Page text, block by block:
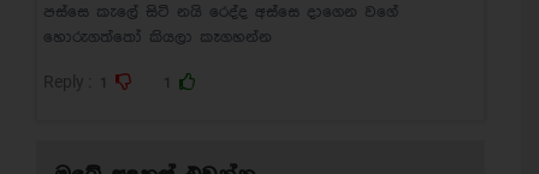
පස්සෙ කැලේ සිටි නයි රෙද්ද අස්සෙ දාගෙන වගේ
හොරුගත්තෝ කියලා කෑගහන්න
Reply :